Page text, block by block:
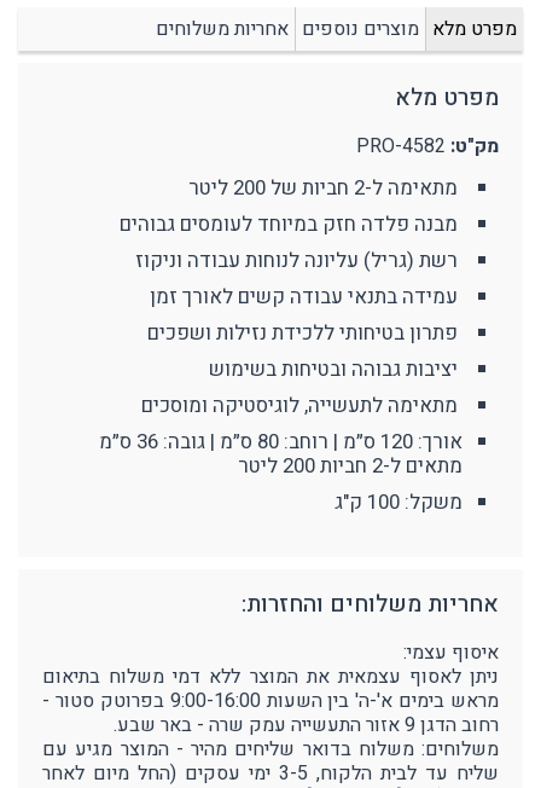
מפרט מלא מוצרים נוספים אחריות משלוחים
מפרט מלא
מק"ט: PRO-4582
מתאימה ל-2 חביות של 200 ליטר
מבנה פלדה חזק במיוחד לעומסים גבוהים
רשת (גריל) עליונה לנוחות עבודה וניקוז
עמידה בתנאי עבודה קשים לאורך זמן
פתרון בטיחותי ללכידת נזילות ושפכים
יציבות גבוהה ובטיחות בשימוש
מתאימה לתעשייה, לוגיסטיקה ומוסכים
אורך: 120 ס״מ | רוחב: 80 ס״מ | גובה: 36 ס״מ
מתאים ל-2 חביות 200 ליטר
משקל: 100 ק"ג
אחריות משלוחים והחזרות:
איסוף עצמי:
ניתן לאסוף עצמאית את המוצר ללא דמי משלוח בתיאום
מראש בימים א'-ה' בין השעות 9:00-16:00 בפרוטק סטור -
רחוב הדגן 9 אזור התעשייה עמק שרה - באר שבע.
משלוחים: משלוח בדואר שליחים מהיר - המוצר מגיע עם
שליח עד לבית הלקוח, 3-5 ימי עסקים (החל מיום לאחר